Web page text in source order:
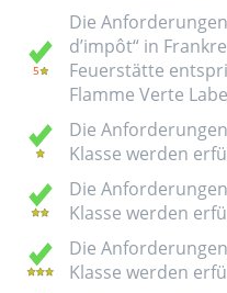
Die
d’impôt“ in
Feuerstätte
Flamme Verte
Die
Klasse werden
Die
Klasse werden
Die
Klasse werden